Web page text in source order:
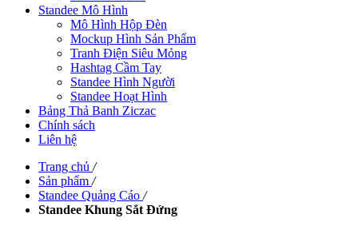
Standee Mô Hình
Mô Hình Hộp Đèn
Mockup Hình Sản Phẩm
Tranh Điện Siêu Mỏng
Hashtag Cầm Tay
Standee Hình Người
Standee Hoạt Hình
Bảng Thả Banh Ziczac
Chính sách
Liên hệ
Trang chủ /
Sản phẩm /
Standee Quảng Cáo /
Standee Khung Sắt Đứng